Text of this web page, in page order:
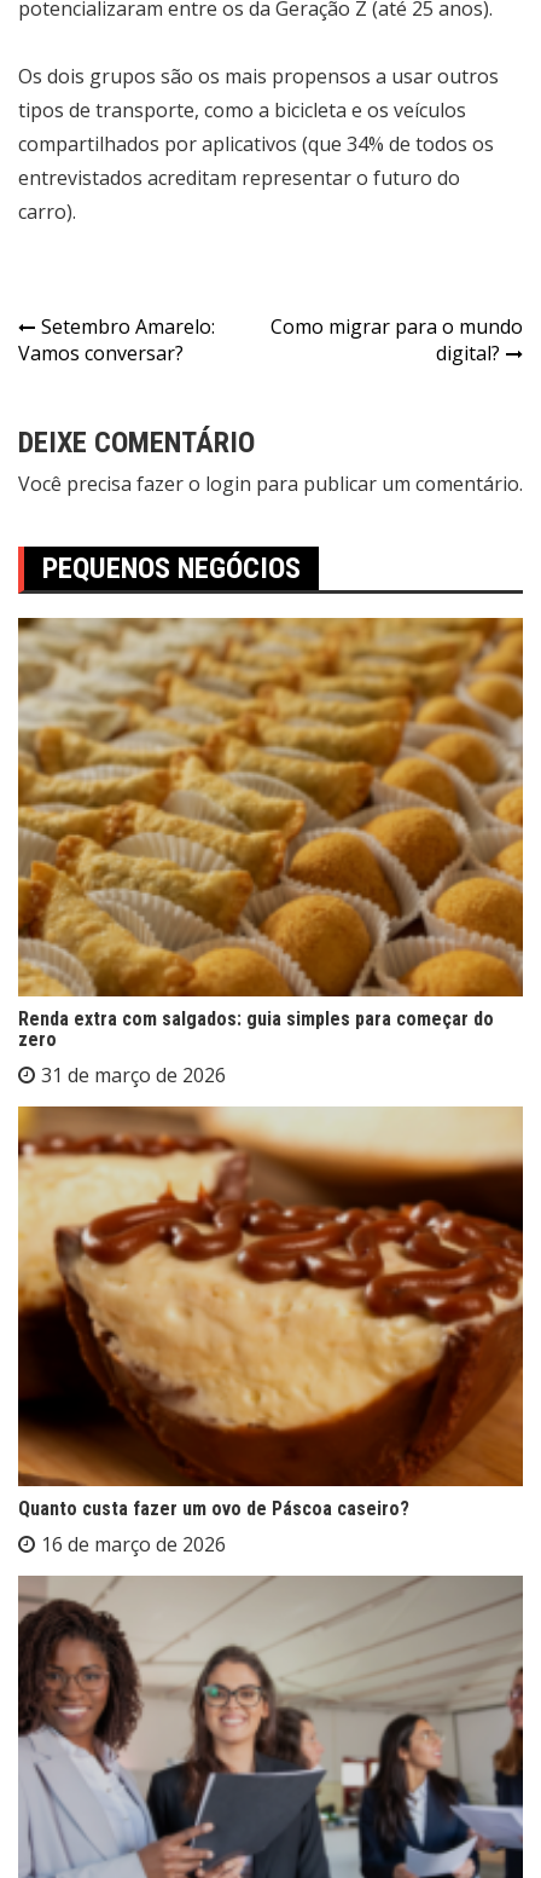
potencializaram entre os da Geração Z (até 25 anos).
Os dois grupos são os mais propensos a usar outros
tipos de transporte, como a bicicleta e os veículos
compartilhados por aplicativos (que 34% de todos os
entrevistados acreditam representar o futuro do
carro).
Setembro Amarelo:
Vamos conversar?
Como migrar para o mundo
digital?
DEIXE COMENTÁRIO
Você precisa fazer o login para publicar um comentário.
PEQUENOS NEGÓCIOS
Renda extra com salgados: guia simples para começar do
zero
31 de março de 2026
Quanto custa fazer um ovo de Páscoa caseiro?
16 de março de 2026